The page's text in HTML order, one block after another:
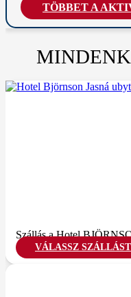
TÖBBET A
Szállás a Hotel
VÁLASSZ SZÁLLÁST